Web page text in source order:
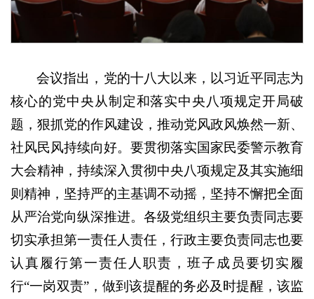
会议指出，党的十八大以来，以习近平同志为
核心的党中央从制定和落实中央八项规定开局破
题，狠抓党的作风建设，推动党风政风焕然一新、
社风民风持续向好。要贯彻落实国家民委警示教育
大会精神，持续深入贯彻中央八项规定及其实施细
则精神，坚持严的主基调不动摇，坚持不懈把全面
从严治党向纵深推进。各级党组织主要负责同志要
切实承担第一责任人责任，行政主要负责同志也要
认真履行第一责任人职责，班子成员要切实履
行“一岗双责”，做到该提醒的务必及时提醒，该监